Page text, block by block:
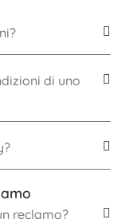
di uno
reclamo?